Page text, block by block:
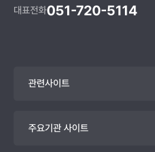
대표전화051-720-5114
관련사이트
주요기관 사이트